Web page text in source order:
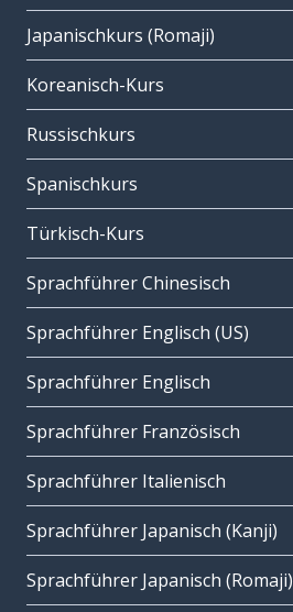
Japanischkurs (Romaji)
Koreanisch-Kurs
Russischkurs
Spanischkurs
Türkisch-Kurs
Sprachführer Chinesisch
Sprachführer Englisch (US)
Sprachführer Englisch
Sprachführer Französisch
Sprachführer Italienisch
Sprachführer Japanisch (Kanji)
Sprachführer Japanisch (Romaji)